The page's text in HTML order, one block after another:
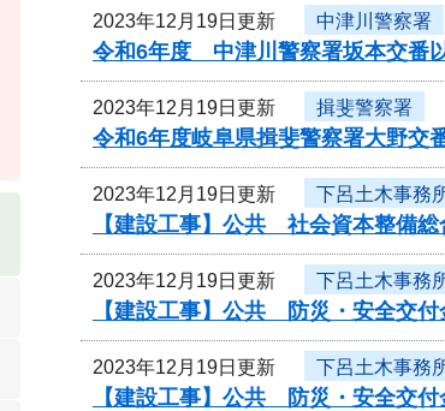
2023年12月19日更新 中津川警察署
令和6年度 中津川警察署坂本交番
2023年12月19日更新 揖斐警察署
令和6年度岐阜県揖斐警察署大野交
2023年12月19日更新 下呂土木事務
【建設工事】公共 社会資本整備
2023年12月19日更新 下呂土木事務
【建設工事】公共 防災・安全交
2023年12月19日更新 下呂土木事務
【建設工事】公共 防災・安全交